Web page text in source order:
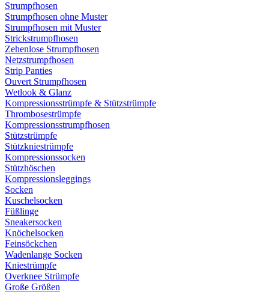
Strumpfhosen
Strumpfhosen ohne Muster
Strumpfhosen mit Muster
Strickstrumpfhosen
Zehenlose Strumpfhosen
Netzstrumpfhosen
Strip Panties
Ouvert Strumpfhosen
Wetlook & Glanz
Kompressionsstrümpfe & Stützstrümpfe
Thrombosestrümpfe
Kompressionsstrumpfhosen
Stützstrümpfe
Stützkniestrümpfe
Kompressionssocken
Stützhöschen
Kompressionsleggings
Socken
Kuschelsocken
Füßlinge
Sneakersocken
Knöchelsocken
Feinsöckchen
Wadenlange Socken
Kniestrümpfe
Overknee Strümpfe
Große Größen